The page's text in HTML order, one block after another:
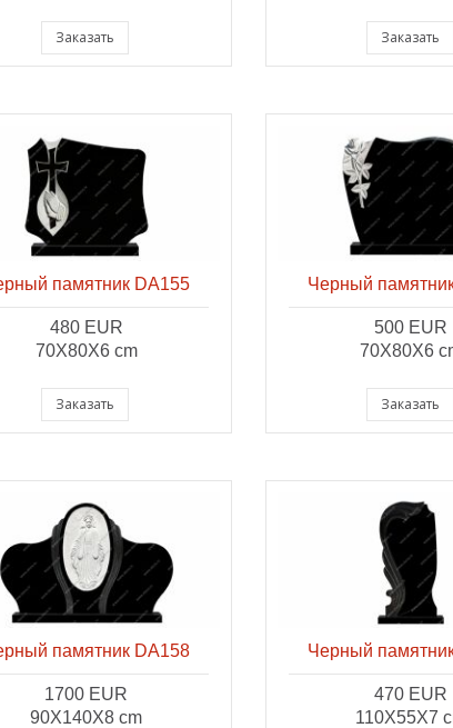
Заказать Заказать
памятник DA155
480 EUR
70X80X6 cm
Заказать
Черный
500 EUR
70X80X6
Заказать
памятник DA158
1700 EUR
90X140X8 cm
Черный
470 EUR
110X55X7